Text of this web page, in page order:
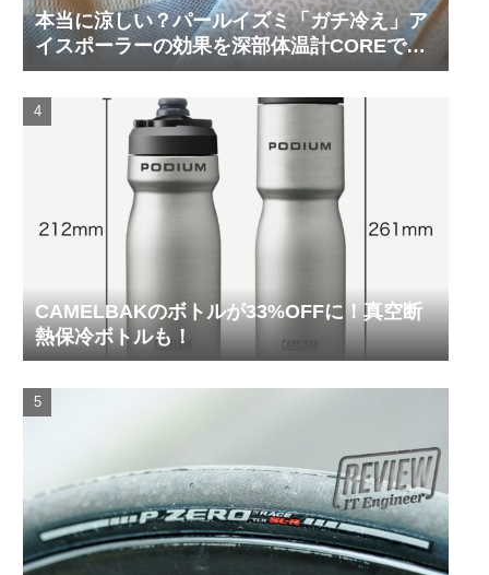
本当に涼しい？パールイズミ「ガチ冷え」ア
イスポーラーの効果を深部体温計COREで測
ってみた
CAMELBAKのボトルが33%OFFに！真空断
熱保冷ボトルも！